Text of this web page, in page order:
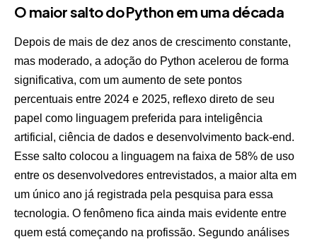
O maior salto do Python em uma década
Depois de mais de dez anos de crescimento constante,
mas moderado, a adoção do Python acelerou de forma
significativa, com um aumento de sete pontos
percentuais entre 2024 e 2025, reflexo direto de seu
papel como linguagem preferida para inteligência
artificial, ciência de dados e desenvolvimento back-end.
Esse salto colocou a linguagem na faixa de 58% de uso
entre os desenvolvedores entrevistados, a maior alta em
um único ano já registrada pela pesquisa para essa
tecnologia. O fenômeno fica ainda mais evidente entre
quem está começando na profissão. Segundo análises